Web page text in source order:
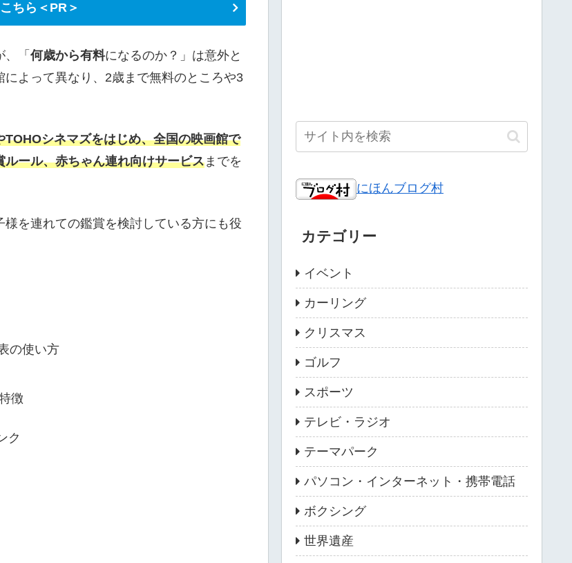
ちら＜PR＞
「 何歳から有料になるのか？」は意外と
よって異なり、2歳まで無料のところや3
シネマズをはじめ、全国の映画館で
ール、赤ちゃん連れ向けサービスまでを
を連れての鑑賞を検討している方にも役
の使い方
徴
ク
にほんブログ村
カテゴリー
イベント
カーリング
クリスマス
ゴルフ
スポーツ
テレビ・ラジオ
テーマパーク
パソコン・インターネット・携帯電話
ボクシング
世界遺産